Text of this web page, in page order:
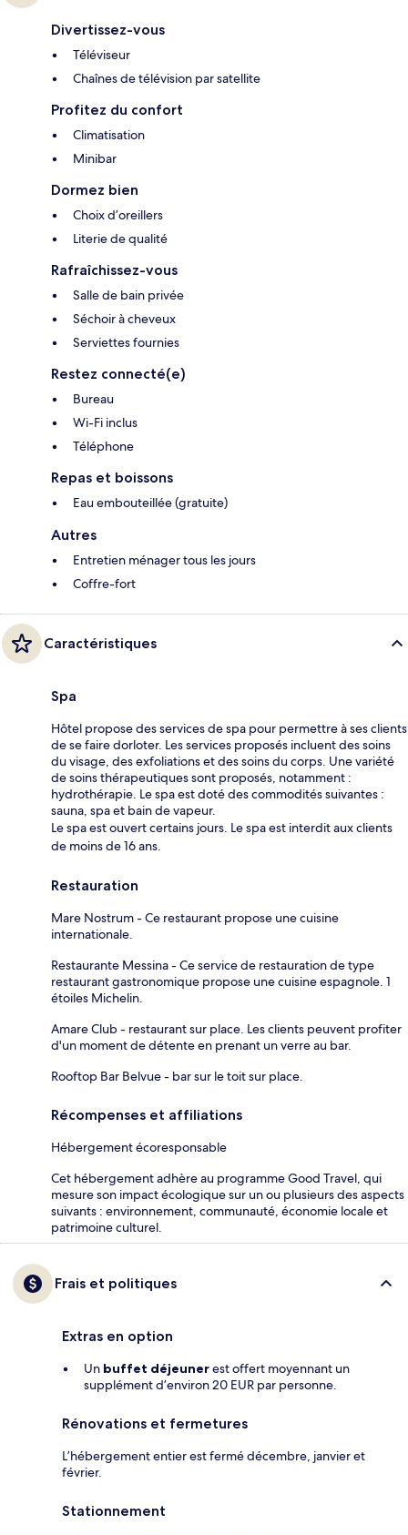
Divertissez-vous
Téléviseur
Chaînes de télévision par satellite
Profitez du confort
Climatisation
Minibar
Dormez bien
Choix d’oreillers
Literie de qualité
Rafraîchissez-vous
Salle de bain privée
Séchoir à cheveux
Serviettes fournies
Restez connecté(e)
Bureau
Wi-Fi inclus
Téléphone
Repas et boissons
Eau embouteillée (gratuite)
Autres
Entretien ménager tous les jours
Coffre-fort
Caractéristiques
Spa
Hôtel propose des services de spa pour permettre à ses clients
de se faire dorloter. Les services proposés incluent des soins
du visage, des exfoliations et des soins du corps. Une variété
de soins thérapeutiques sont proposés, notamment :
hydrothérapie. Le spa est doté des commodités suivantes :
sauna, spa et bain de vapeur.
Le spa est ouvert certains jours. Le spa est interdit aux clients
de moins de 16 ans.
Restauration
Mare Nostrum - Ce restaurant propose une cuisine
internationale.
Restaurante Messina - Ce service de restauration de type
restaurant gastronomique propose une cuisine espagnole. 1
étoiles Michelin.
Amare Club - restaurant sur place. Les clients peuvent profiter
d'un moment de détente en prenant un verre au bar.
Rooftop Bar Belvue - bar sur le toit sur place.
Récompenses et affiliations
Hébergement écoresponsable
Cet hébergement adhère au programme Good Travel, qui
mesure son impact écologique sur un ou plusieurs des aspects
suivants : environnement, communauté, économie locale et
patrimoine culturel.
Frais et politiques
Extras en option
Un buffet déjeunerest offert moyennant un
supplément d’environ 20 EUR par personne.
Rénovations et fermetures
L’hébergement entier est fermé décembre, janvier et
février.
Stationnement